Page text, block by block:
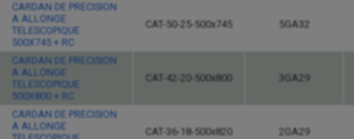
CARDAN DE PRECISION
A ALLONGE
TELESCOPIQUE
500X745 + RC
CAT-50-25-500x745 5GA32
CARDAN DE PRECISION
A ALLONGE
TELESCOPIQUE
500X800 + RC
CAT-42-20-500x800 3GA29
CARDAN DE PRECISION
A ALLONGE
CAT-36-18-500x820 2GA29